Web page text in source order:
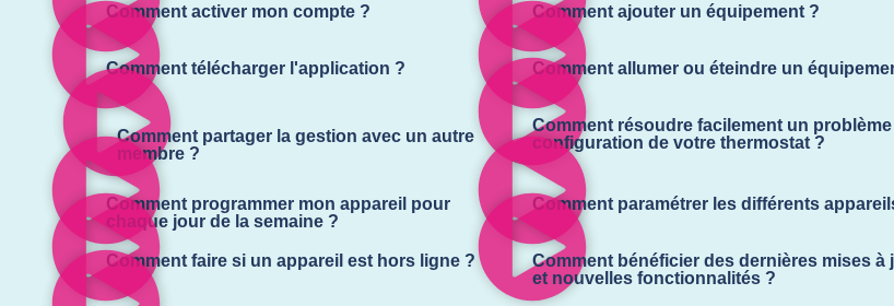
Comment activer mon compte ? Comment ajouter un équipement ?
Comment télécharger l'application ? Comment allumer ou éteindre un
Comment partager la gestion avec un autre
membre ?
Comment résoudre facilement un problème
configuration de votre thermostat ?
Comment programmer mon appareil pour
chaque jour de la semaine ?
Comment paramétrer les différents
Comment faire si un appareil est hors ligne ?
Comment bénéficier des dernières mises à
et nouvelles fonctionnalités ?